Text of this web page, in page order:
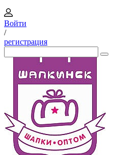
Войти
/
регистрация